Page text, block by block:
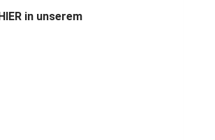
in unserem